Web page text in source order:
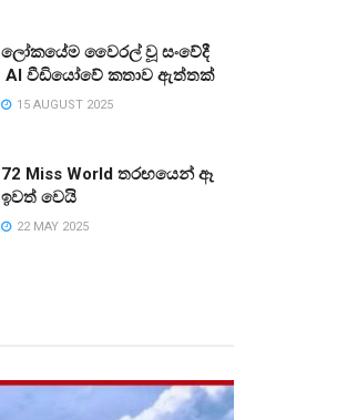
ලෝකයේම වෛරල් වූ සංවේදී
AI වීඩියෝවේ කතාව ඇත්තක්
15 AUGUST 2025
72 Miss World තරඟයෙන් ඈ
ඉවත් වෙයි
22 MAY 2025